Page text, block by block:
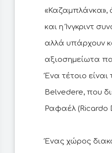
«Καζαμπλάνκα»,
και η Ίνγκριντ
αλλά υπάρχουν
αξιοσημείωτα
Ένα τέτοιο είναι
Belvedere, που
Ραφαέλ (Ricardo
Ένας χώρος